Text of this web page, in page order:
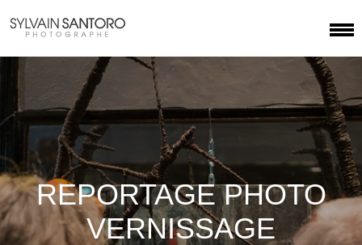
REPORTAGE PHOTO
VERNISSAGE